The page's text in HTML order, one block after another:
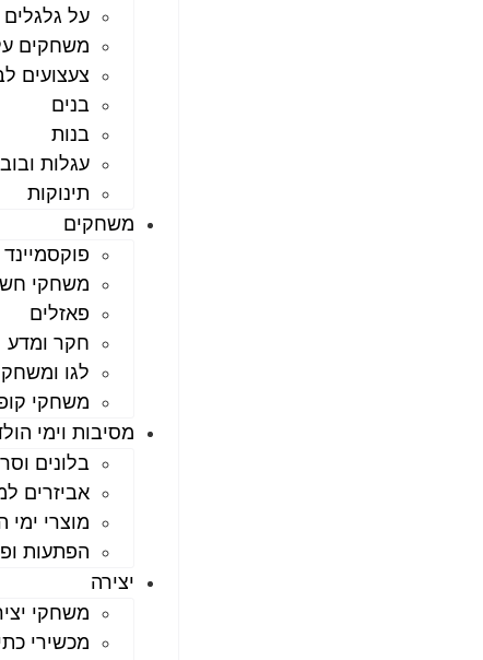
על גלגלים
משחקים
צעצועים
בנים
בנות
עגלות
תינוקות
משחקים
פוקסמיינד foxmind
משחקי
פאזלים
חקר ומדע
לגו
משחקי
מסיבות וימי
בלונים
אביזרים
מוצרי ימי
הפתעות
יצירה
משחקי
מכשירי